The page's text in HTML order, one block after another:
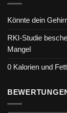
Könnte dein
RKI-Studie
Mangel
0 Kalorien und